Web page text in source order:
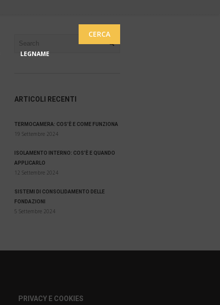
CERCA
LEGNAME
ARTICOLI RECENTI
TERMOCAMERA: COS’È E COME FUNZIONA
19 Settembre 2024
ISOLAMENTO INTERNO: COS’È E QUANDO
APPLICARLO
12 Settembre 2024
SISTEMI DI CONSOLIDAMENTO DELLE
FONDAZIONI
5 Settembre 2024
PRIVACY E COOKIES